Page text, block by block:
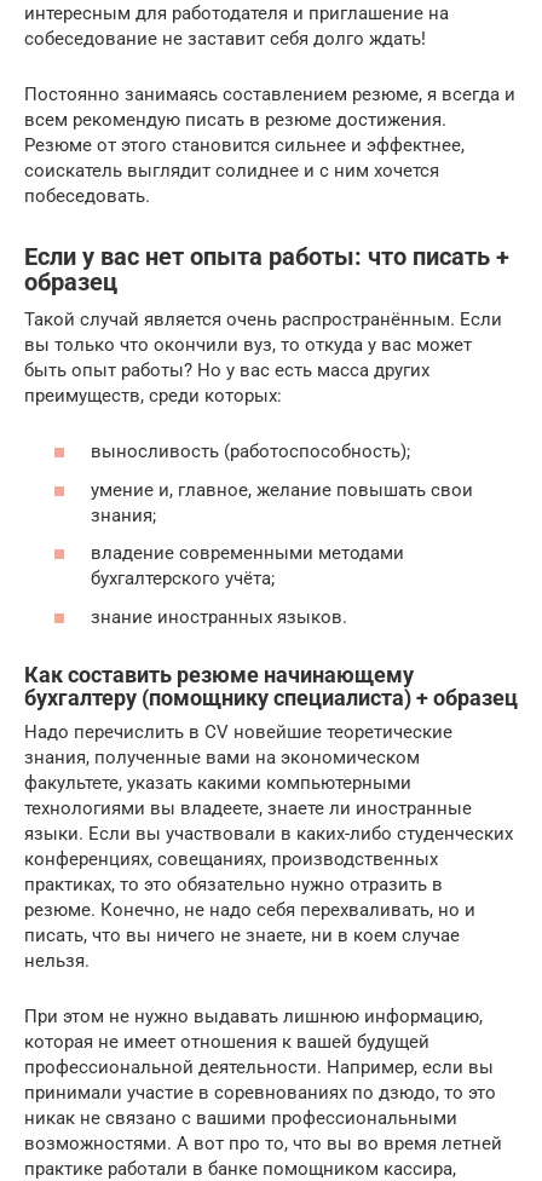
интересным для работодателя и приглашение на
собеседование не заставит себя долго ждать!
Постоянно занимаясь составлением резюме, я всегда и
всем рекомендую писать в резюме достижения.
Резюме от этого становится сильнее и эффектнее,
соискатель выглядит солиднее и с ним хочется
побеседовать.
Если у вас нет опыта работы: что писать +
образец
Такой случай является очень распространённым. Если
вы только что окончили вуз, то откуда у вас может
быть опыт работы? Но у вас есть масса других
преимуществ, среди которых:
выносливость (работоспособность);
умение и, главное, желание повышать свои
знания;
владение современными методами
бухгалтерского учёта;
знание иностранных языков.
Как составить резюме начинающему
бухгалтеру (помощнику специалиста) + образец
Надо перечислить в CV новейшие теоретические
знания, полученные вами на экономическом
факультете, указать какими компьютерными
технологиями вы владеете, знаете ли иностранные
языки. Если вы участвовали в каких-либо студенческих
конференциях, совещаниях, производственных
практиках, то это обязательно нужно отразить в
резюме. Конечно, не надо себя перехваливать, но и
писать, что вы ничего не знаете, ни в коем случае
нельзя.
При этом не нужно выдавать лишнюю информацию,
которая не имеет отношения к вашей будущей
профессиональной деятельности. Например, если вы
принимали участие в соревнованиях по дзюдо, то это
никак не связано с вашими профессиональными
возможностями. А вот про то, что вы во время летней
практике работали в банке помощником кассира,